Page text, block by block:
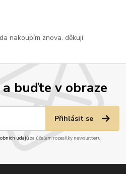
buďte v obraze
Přihlásit se
údajůza účelem rozesílky newsletteru.
nakoupím znova. děkuji